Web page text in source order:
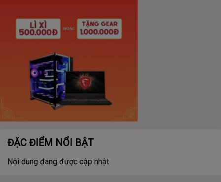
ĐẶC ĐIỂM NỔI BẬT
Nội dung đang được cập nhật